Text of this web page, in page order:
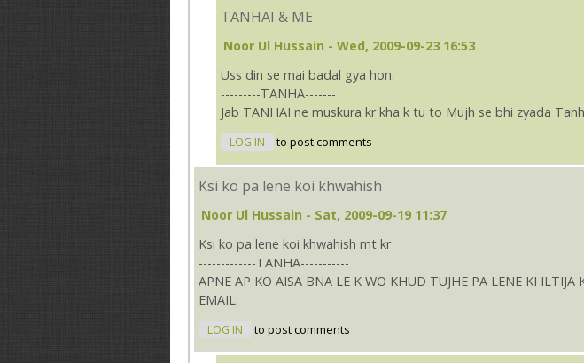
TANHAI & ME
Noor Ul Hussain - Wed, 2009-09-23 16:53
Uss din se mai badal gya hon.
---------TANHA-------
Jab TANHAI ne muskura kr kha k tu to Mujh se bhi zyada
LOG IN to post comments
Ksi ko pa lene koi khwahish
Noor Ul Hussain - Sat, 2009-09-19 11:37
Ksi ko pa lene koi khwahish mt kr
-------------TANHA-----------
APNE AP KO AISA BNA LE K WO KHUD TUJHE PA LENE KI ILTIJA
EMAIL:
LOG IN to post comments